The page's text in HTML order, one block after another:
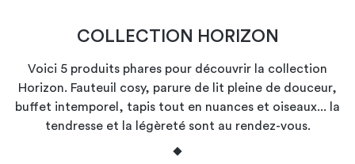
COLLECTION HORIZON
Voici 5 produits phares pour découvrir la collection
Horizon. Fauteuil cosy, parure de lit pleine de douceur,
buffet intemporel, tapis tout en nuances et oiseaux... la
tendresse et la légèreté sont au rendez-vous.